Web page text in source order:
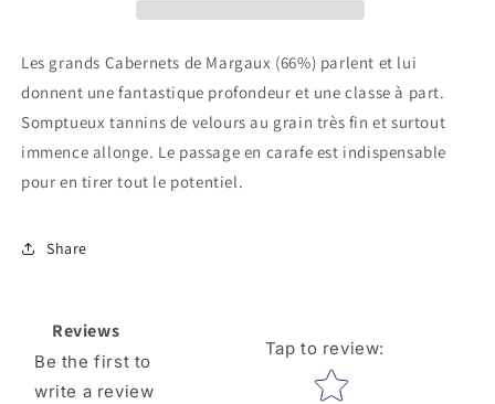
Margaux
0.75
Ltr
Margaux
Ltr
Les grands Cabernets de Margaux (66%) parlent et lui
donnent une fantastique profondeur et une classe à part.
Somptueux tannins de velours au grain très fin et surtout
immence allonge. Le passage en carafe est indispensable
pour en tirer tout le potentiel.
Share
Reviews
Be the first to
write a review
Tap to review:
Star rating